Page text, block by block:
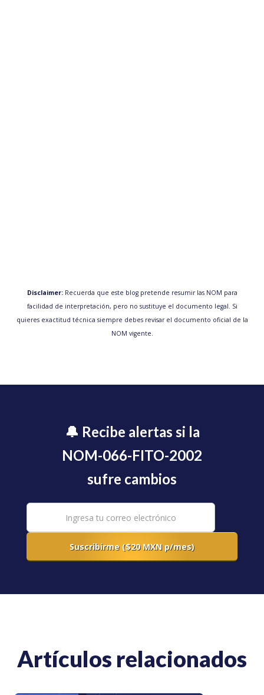
Disclaimer: Recuerda que este blog pretende resumir las NOM para
facilidad de interpretación, pero no sustituye el documento legal. Si
quieres exactitud técnica siempre debes revisar el documento oficial de la
NOM vigente.
🔔 Recibe alertas si la
NOM-066-FITO-2002
sufre cambios
Artículos relacionados